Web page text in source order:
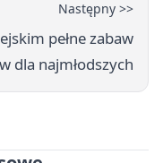
Następny >>
pełne zabaw
dla najmłodszych